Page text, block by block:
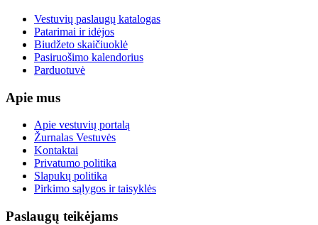
Vestuvių paslaugų katalogas
Patarimai ir idėjos
Biudžeto skaičiuoklė
Pasiruošimo kalendorius
Parduotuvė
Apie mus
Apie vestuvių portalą
Žurnalas Vestuvės
Kontaktai
Privatumo politika
Slapukų politika
Pirkimo sąlygos ir taisyklės
Paslaugų teikėjams